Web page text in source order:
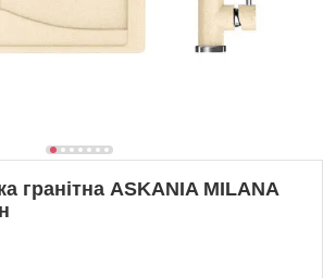
гранітна ASKANIA MILANA